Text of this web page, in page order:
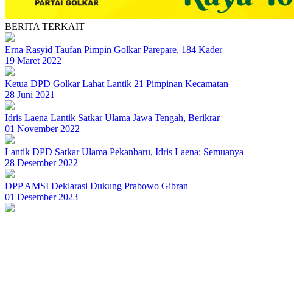
BERITA TERKAIT
Erna Rasyid Taufan Pimpin Golkar Parepare, 184 Kader
19 Maret 2022
Ketua DPD Golkar Lahat Lantik 21 Pimpinan Kecamatan
28 Juni 2021
Idris Laena Lantik Satkar Ulama Jawa Tengah, Berikrar
01 November 2022
Lantik DPD Satkar Ulama Pekanbaru, Idris Laena: Semuanya
28 Desember 2022
DPP AMSI Deklarasi Dukung Prabowo Gibran
01 Desember 2023